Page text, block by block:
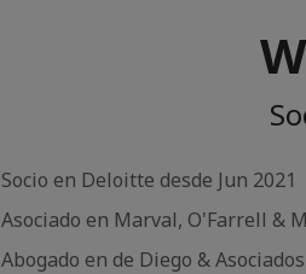
Socio en Deloitte desde Jun 2021
Asociado en Marval, O'Farrell &
Abogado en de Diego &